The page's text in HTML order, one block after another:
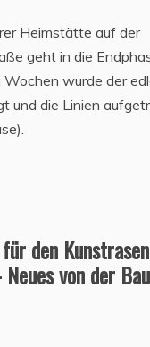
Heimstätte auf der
geht in die
wurde der
und die Linien
den
von der